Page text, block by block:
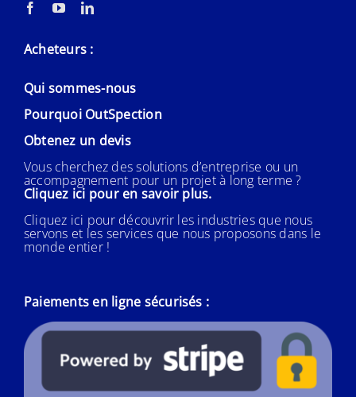
Acheteurs :
Qui sommes-nous
Pourquoi OutSpection
Obtenez un devis
Vous cherchez des solutions d’entreprise ou un
accompagnement pour un projet à long terme ?
Cliquez ici pour en savoir plus.
Cliquez ici pour découvrir les industries que nous
servons et les services que nous proposons dans le
monde entier !
Paiements en ligne sécurisés :